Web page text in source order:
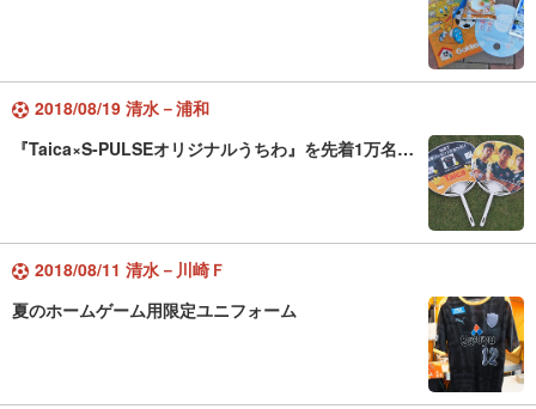
2018/08/19 清水－浦和
『Taica×S-PULSEオリジナルうちわ』を先着1万名…
2018/08/11 清水－川崎Ｆ
夏のホームゲーム用限定ユニフォーム